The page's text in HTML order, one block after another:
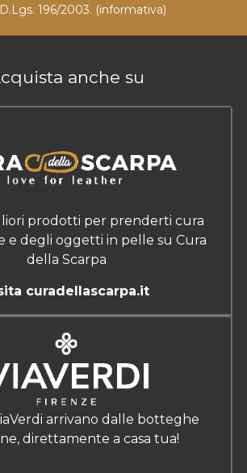
196/2003. (informativa)
anche su
prodotti per prenderti cura
e degli oggetti in pelle su Cura
della Scarpa
curadellascarpa.it
arrivano dalle botteghe
direttamente a casa tua!